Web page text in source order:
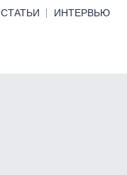
СТАТЬИ ИНТЕРВЬЮ